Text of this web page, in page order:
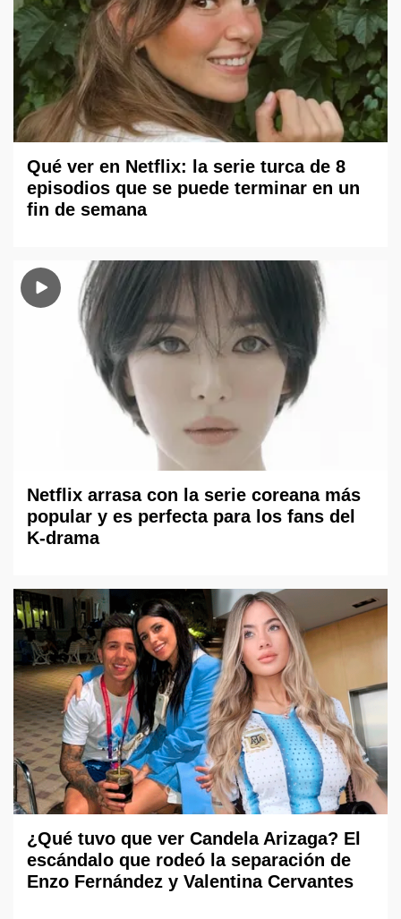
Qué ver en Netflix: la serie turca de 8
episodios que se puede terminar en un
fin de semana
Netflix arrasa con la serie coreana más
popular y es perfecta para los fans del
K-drama
¿Qué tuvo que ver Candela Arizaga? El
escándalo que rodeó la separación de
Enzo Fernández y Valentina Cervantes